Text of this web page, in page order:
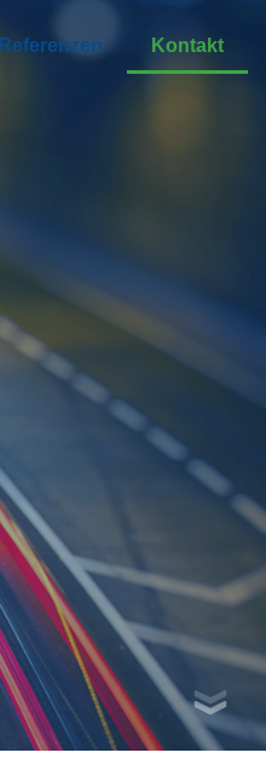
Referenzen Kontakt